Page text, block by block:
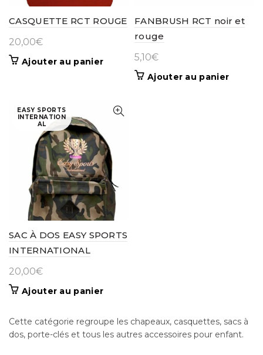
CASQUETTE RCT ROUGE
20,00€
Ajouter au panier
FANBRUSH RCT noir et
rouge
5,10€
Ajouter au panier
EASY SPORTS
INTERNATION
AL
SAC À DOS EASY SPORTS
INTERNATIONAL
20,00€
Ajouter au panier
Cette catégorie regroupe les chapeaux, casquettes, sacs à
dos, porte-clés et tous les autres accessoires pour enfant.